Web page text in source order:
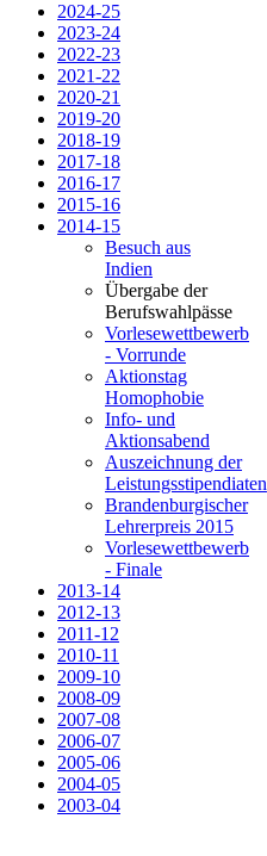
2024-25
2023-24
2022-23
2021-22
2020-21
2019-20
2018-19
2017-18
2016-17
2015-16
2014-15
Besuch aus
Indien
Übergabe der
Berufswahlpässe
Vorlesewettbewerb
- Vorrunde
Aktionstag
Homophobie
Info- und
Aktionsabend
Auszeichnung der
Leistungsstipendiaten
Brandenburgischer
Lehrerpreis 2015
Vorlesewettbewerb
- Finale
2013-14
2012-13
2011-12
2010-11
2009-10
2008-09
2007-08
2006-07
2005-06
2004-05
2003-04